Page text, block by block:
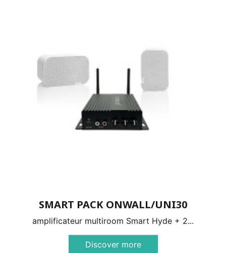
SMART PACK ONWALL/UNI30
amplificateur multiroom Smart Hyde + 2...
Discover more